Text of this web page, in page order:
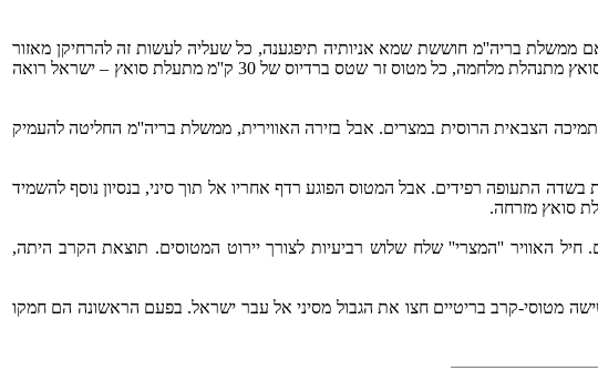
ממשלת בריה''מ חוששת שמא אניותיה תיפגענה, כל שעליה לעשות זה להרחיקן מאזור
המלחמה. הוא הדין בנושא המטוסים. לישראל אין שום כוונה, ואין לה שום רצון, לפגוע במטוסיה של בריה''מ. אבל בגלל שבאזור תעלת סואץ מתנהלת מלחמה, כל מטוס זר שטס ברדיוס של 30 ק''מ מתעלת סואץ – ישראל רואה
הצבאית הרוסית במצרים. אבל בזירה האווירית, ממשלת בריה''מ החליטה להעמיק
התעופה רפידים. אבל המטוס הפוגע רדף אחריו אל תוך סיני, בנסיון נוסף להשמיד
סואץ מזרחה.
חיל האוויר ''המצרי'' שלח שלוש רביעיות לצורך יירוט המטוסים. תוצאת הקרב היתה,
באחד הימים שישה מטוסי-קרב בריטיים חצו את הגבול מסיני אל עבר ישראל. בפעם הראשונה הם חמקו